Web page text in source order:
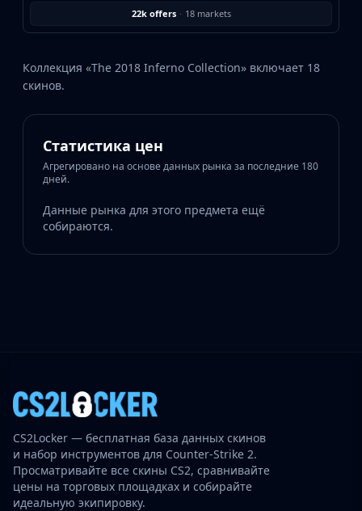
22k offers · 18 markets
Коллекция «The 2018 Inferno Collection» включает 18
скинов.
Статистика цен
Агрегировано на основе данных рынка за последние 180
дней.
Данные рынка для этого предмета ещё
собираются.
CS2Locker — бесплатная база данных скинов
и набор инструментов для Counter-Strike 2.
Просматривайте все скины CS2, сравнивайте
цены на торговых площадках и собирайте
идеальную экипировку.